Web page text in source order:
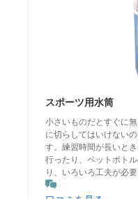
スポーツ用水筒
小さいものだとすぐに
に切らしてはいけない
す。練習時間が長いと
行ったり、ペットボト
り、いろいろ工夫が必要